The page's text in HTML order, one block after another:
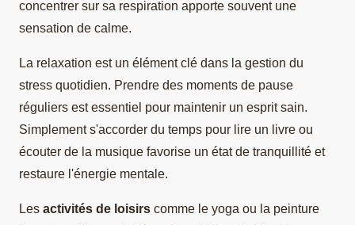
concentrer sur sa respiration apporte souvent une
sensation de calme.
La relaxation est un élément clé dans la gestion du
stress quotidien. Prendre des moments de pause
réguliers est essentiel pour maintenir un esprit sain.
Simplement s'accorder du temps pour lire un livre ou
écouter de la musique favorise un état de tranquillité et
restaure l'énergie mentale.
Les activités de loisirs comme le yoga ou la peinture